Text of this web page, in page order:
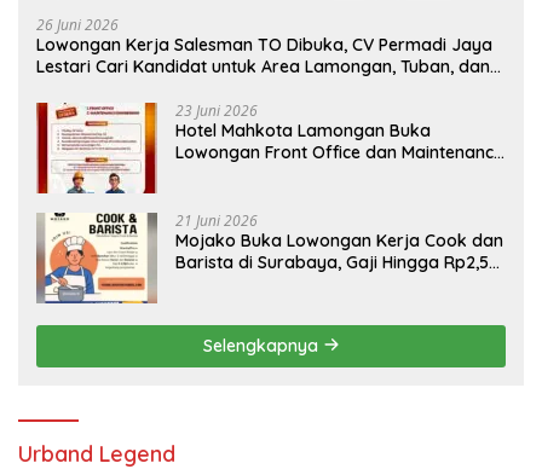
26 Juni 2026
Lowongan Kerja Salesman TO Dibuka, CV Permadi Jaya
Lestari Cari Kandidat untuk Area Lamongan, Tuban, dan
23 Juni 2026
Hotel Mahkota Lamongan Buka
Lowongan Front Office dan Maintenance
21 Juni 2026
Mojako Buka Lowongan Kerja Cook dan
Barista di Surabaya, Gaji Hingga Rp2,5
Selengkapnya
Urband Legend